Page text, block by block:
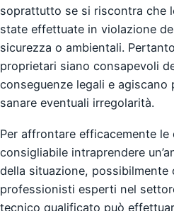
soprattutto se si riscontra che
state effettuate in violazione
sicurezza o ambientali.
proprietari siano consapevoli
conseguenze legali e agiscano
sanare eventuali irregolarità.
Per affrontare efficacemente
consigliabile intraprendere
della situazione, possibilmente
professionisti esperti nel
tecnico qualificato può